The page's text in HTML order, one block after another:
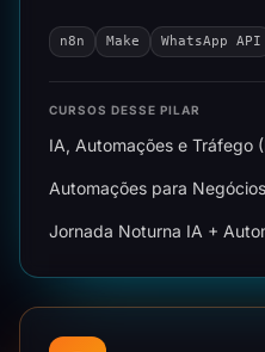
n8n Make WhatsApp API
CURSOS DESSE PILAR
IA, Automações e Tráfego
Automações para Negócios
Jornada Noturna IA +